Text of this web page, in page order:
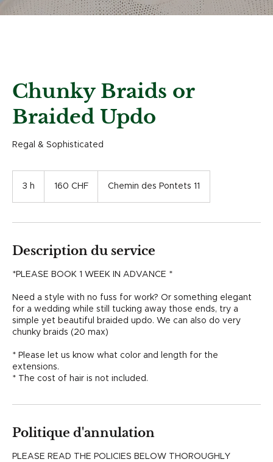
Chunky Braids or
Braided Updo
Regal & Sophisticated
3 h
suisses
160 CHF Chemin des Pontets 11
Description du service
*PLEASE BOOK 1 WEEK IN ADVANCE *
Need a style with no fuss for work? Or something elegant
for a wedding while still tucking away those ends, try a
simple yet beautiful braided updo. We can also do very
chunky braids (20 max)
* Please let us know what color and length for the
extensions.
* The cost of hair is not included.
Politique d'annulation
PLEASE READ THE POLICIES BELOW THOROUGHLY